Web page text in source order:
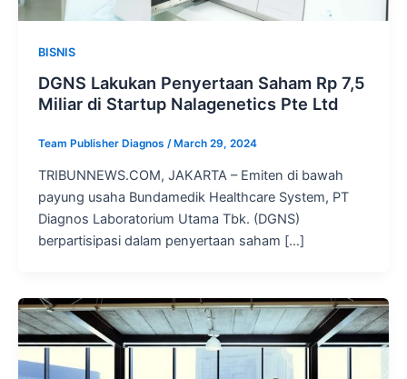
BISNIS
DGNS Lakukan Penyertaan Saham Rp 7,5
Miliar di Startup Nalagenetics Pte Ltd
Team Publisher Diagnos / March 29, 2024
TRIBUNNEWS.COM, JAKARTA – Emiten di bawah
payung usaha Bundamedik Healthcare System, PT
Diagnos Laboratorium Utama Tbk. (DGNS)
berpartisipasi dalam penyertaan saham […]